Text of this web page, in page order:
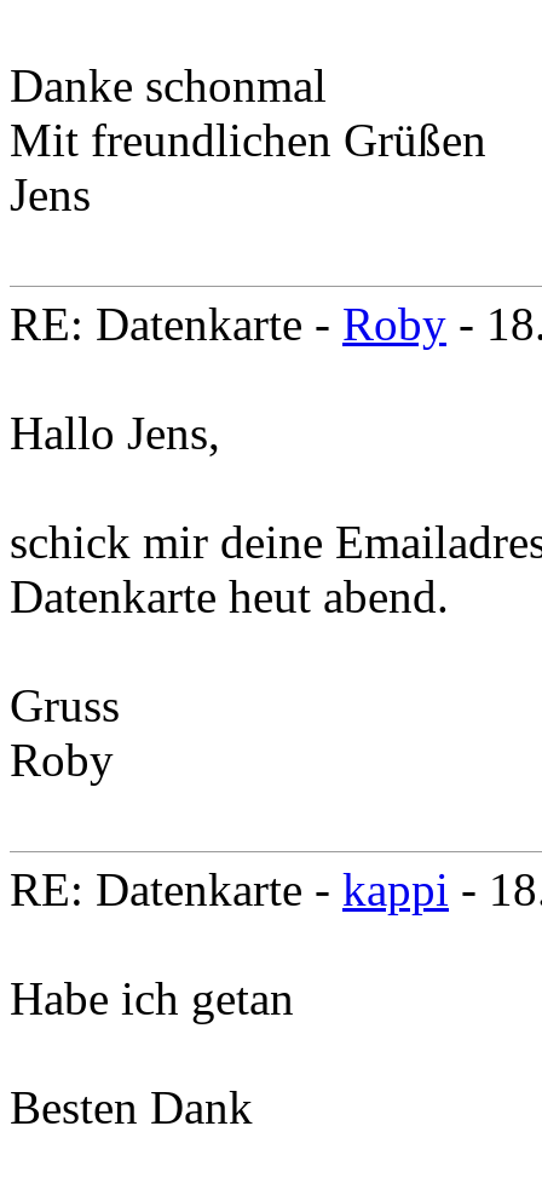
Danke schonmal
Mit freundlichen Grüßen
Jens
RE: Datenkarte - Roby -
Hallo Jens,
schick mir deine
Datenkarte heut abend.
Gruss
Roby
RE: Datenkarte - kappi -
Habe ich getan
Besten Dank